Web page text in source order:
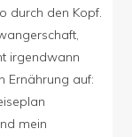
durch den Kopf.
irgendwann
Ernährung auf:
mein